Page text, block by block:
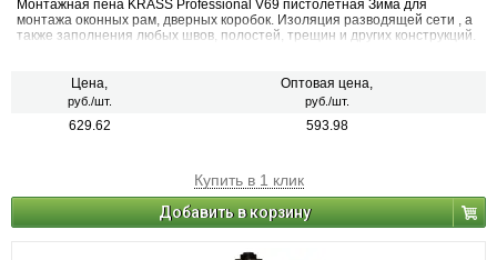
Монтажная пена KRASS Professional V69 пистолетная Зима для
монтажа оконных рам, дверных коробок. Изоляция разводящей сети , а
также заполнения любых швов, полостей, трещин и других конструкций.
Цена,
руб./шт.
Оптовая цена,
руб./шт.
629.62 593.98
Купить в 1 клик
Добавить в корзину